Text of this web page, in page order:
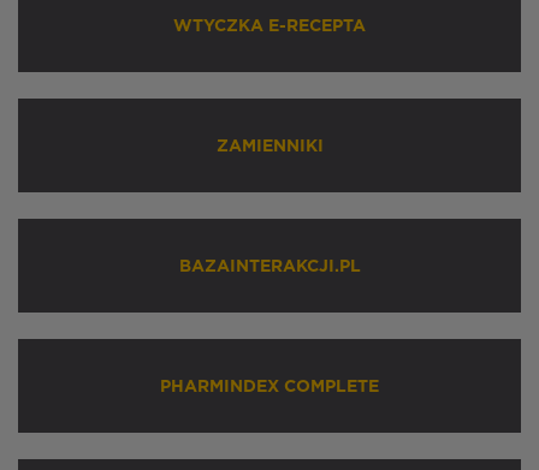
WTYCZKA E-RECEPTA
ZAMIENNIKI
BAZAINTERAKCJI.PL
PHARMINDEX COMPLETE